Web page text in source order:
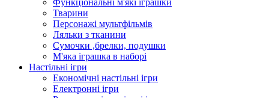
Функціональні м'які іграшки
Тварини
Персонажі мультфільмів
Ляльки з тканини
Сумочки ,брелки, подушки
М'яка іграшка в наборі
Настільні ігри
Економічні настільні ігри
Електронні ігри